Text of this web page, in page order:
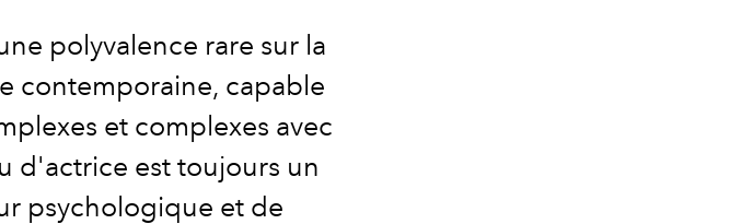
polyvalence rare sur la
contemporaine, capable
et complexes avec
d'actrice est toujours un
psychologique et de